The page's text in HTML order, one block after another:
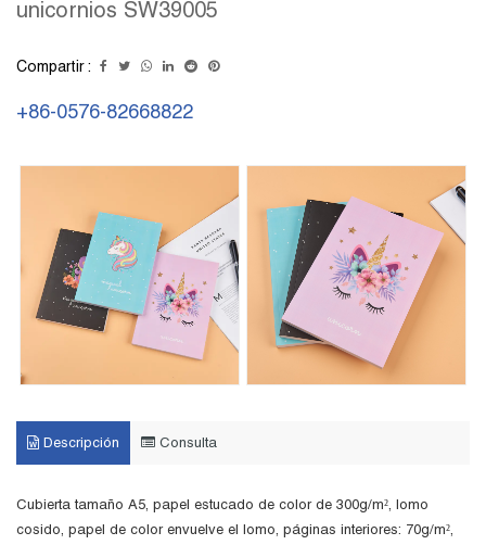
unicornios SW39005
Compartir :
+86-0576-82668822
Descripción Consulta
Cubierta tamaño A5, papel estucado de color de 300g/m², lomo
cosido, papel de color envuelve el lomo, páginas interiores: 70g/m²,